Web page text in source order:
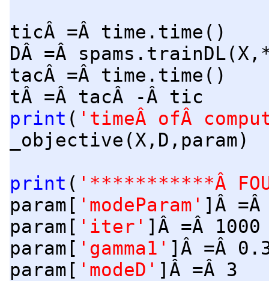
ticÂ =Â time.time()
DÂ =Â
tacÂ =Â time.time()
tÂ =Â tacÂ -Â tic
print ( 'timeÂ ofÂ
_objective(X,D,param)
print ( '***********Â
param[ 'modeParam' ]Â =Â
param[ 'iter' ]Â =Â 1000
param[ 'gamma1' ]Â =Â
param[ 'modeD' ]Â =Â 3